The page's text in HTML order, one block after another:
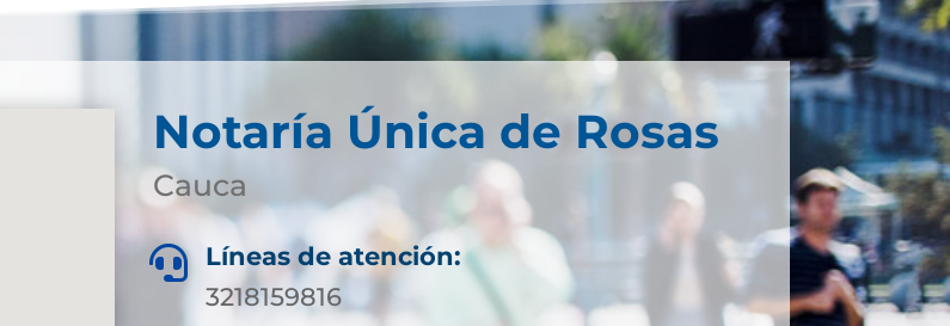
Notaría Única de Rosas
Cauca

Líneas de atención:
3218159816